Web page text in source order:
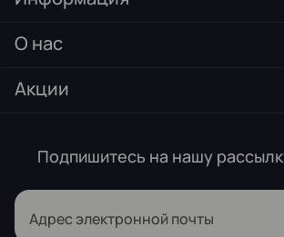
О нас
Акции
Подпишитесь на нашу
Адрес электронной почты